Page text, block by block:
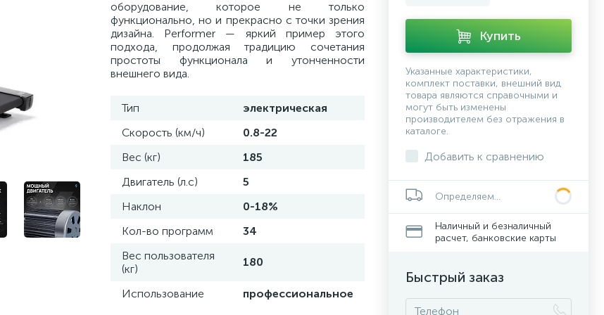
оборудование, которое не только
функционально, но и прекрасно с точки зрения
дизайна. Performer — яркий пример этого
подхода, продолжая традицию сочетания
простоты функционала и утонченности
внешнего вида.
Тип
электрическая
Скорость (км/ч)
0.8-22
Вес (кг)
185
Двигатель (л.с)
5
Наклон
0-18%
Кол-во программ
34
Вес пользователя
(кг)
180
Использование профессиональное
Купить
Указанные характеристики,
комплект поставки, внешний вид
товара являются справочными и
могут быть изменены
производителем без отражения в
каталоге.
Добавить к сравнению
Определяем...
Наличный и безналичный
расчет, банковские карты
Быстрый заказ